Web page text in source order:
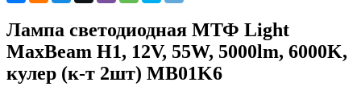
Лампа светодиодная МТФ Light
MaxBeam H1, 12V, 55W, 5000lm, 6000K,
кулер (к-т 2шт) MB01K6